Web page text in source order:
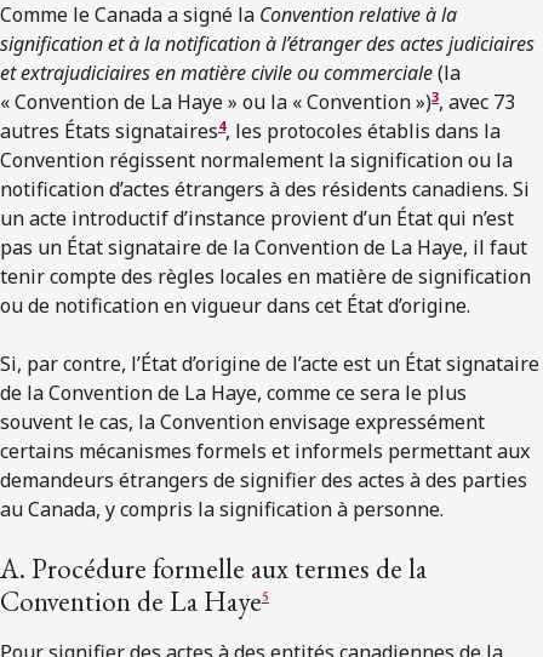
Comme le Canada a signé la Convention relative à la
signification et à la notification à l’étranger des actes judiciaires
et extrajudiciaires en matière civile ou commerciale(la
« Convention de La Haye » ou la « Convention »)3, avec 73
autres États signataires4, les protocoles établis dans la
Convention régissent normalement la signification ou la
notification d’actes étrangers à des résidents canadiens. Si
un acte introductif d’instance provient d’un État qui n’est
pas un État signataire de la Convention de La Haye, il faut
tenir compte des règles locales en matière de signification
ou de notification en vigueur dans cet État d’origine.
Si, par contre, l’État d’origine de l’acte est un État signataire
de la Convention de La Haye, comme ce sera le plus
souvent le cas, la Convention envisage expressément
certains mécanismes formels et informels permettant aux
demandeurs étrangers de signifier des actes à des parties
au Canada, y compris la signification à personne.
A. Procédure formelle aux termes de la
Convention de La Haye5